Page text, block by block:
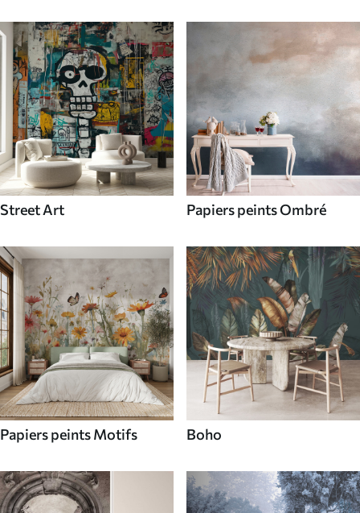
Street Art Papiers peints Ombré
Papiers peints Motifs Boho